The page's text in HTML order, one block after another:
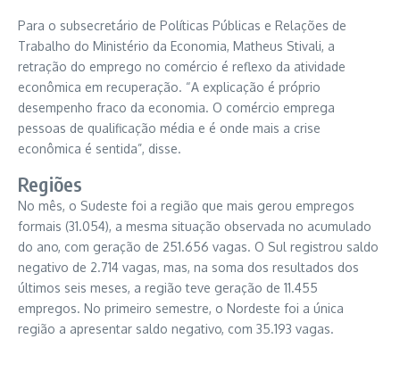
Para o subsecretário de Políticas Públicas e Relações de
Trabalho do Ministério da Economia, Matheus Stivali, a
retração do emprego no comércio é reflexo da atividade
econômica em recuperação. “A explicação é próprio
desempenho fraco da economia. O comércio emprega
pessoas de qualificação média e é onde mais a crise
econômica é sentida”, disse.
Regiões
No mês, o Sudeste foi a região que mais gerou empregos
formais (31.054), a mesma situação observada no acumulado
do ano, com geração de 251.656 vagas. O Sul registrou saldo
negativo de 2.714 vagas, mas, na soma dos resultados dos
últimos seis meses, a região teve geração de 11.455
empregos. No primeiro semestre, o Nordeste foi a única
região a apresentar saldo negativo, com 35.193 vagas.